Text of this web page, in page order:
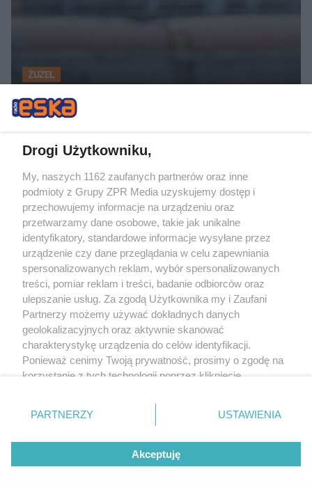
ŻUŻEL
2. Ekstraliga żużlowa. Porażka Orła
Łódź z Polonią Bydgoszcz
ZOBACZ WIĘCEJ
Drogi Użytkowniku,
My, naszych 1162 zaufanych partnerów oraz inne
podmioty z Grupy ZPR Media uzyskujemy dostęp i
przechowujemy informacje na urządzeniu oraz
przetwarzamy dane osobowe, takie jak unikalne
identyfikatory, standardowe informacje wysyłane przez
urządzenie czy dane przeglądania w celu zapewniania
spersonalizowanych reklam, wybór spersonalizowanych
treści, pomiar reklam i treści, badanie odbiorców oraz
ulepszanie usług. Za zgodą Użytkownika my i Zaufani
Partnerzy możemy używać dokładnych danych
geolokalizacyjnych oraz aktywnie skanować
charakterystykę urządzenia do celów identyfikacji.
Ponieważ cenimy Twoją prywatność, prosimy o zgodę na
korzystanie z tych technologii poprzez kliknięcie
zmienić/wycofać klikając przycisk ustawień prywatności
znajdujący się w lewym dolnym rogu strony
rodzaje przetwarzania danych nie wymagają zgody
użytkownika, ale masz prawo sprzeciwić się takiemu
przetwarzaniu. Preferencje będą miały zastosowanie tylko
PARTNERZY USTAWIENIA
Akceptuję